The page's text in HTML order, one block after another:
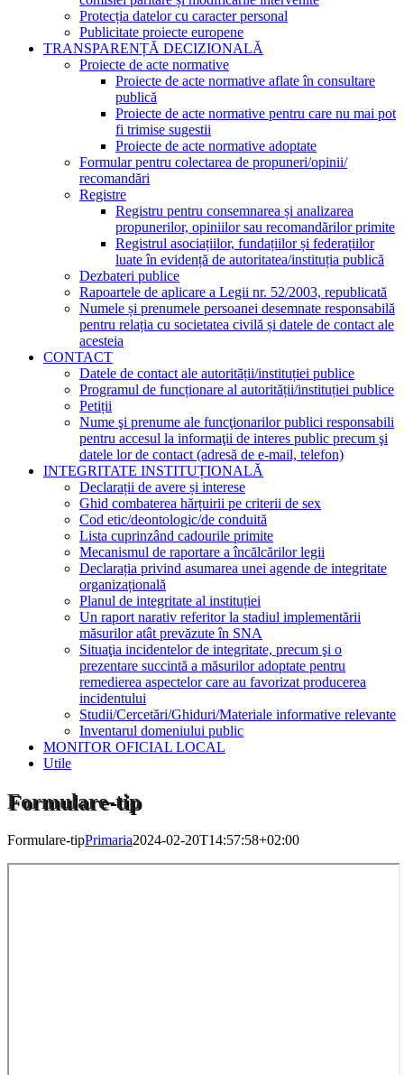
Protecția datelor cu caracter personal
Publicitate proiecte europene
TRANSPARENȚĂ DECIZIONALĂ
Proiecte de acte normative
Proiecte de acte normative aflate în consultare
publică
Proiecte de acte normative pentru care nu mai pot
fi trimise sugestii
Proiecte de acte normative adoptate
Formular pentru colectarea de propuneri/opinii/
recomandări
Registre
Registru pentru consemnarea și analizarea
propunerilor, opiniilor sau recomandărilor primite
Registrul asociațiilor, fundațiilor și federațiilor
luate în evidență de autoritatea/instituția publică
Dezbateri publice
Rapoartele de aplicare a Legii nr. 52/2003, republicată
Numele și prenumele persoanei desemnate responsabilă
pentru relația cu societatea civilă și datele de contact ale
acesteia
CONTACT
Datele de contact ale autorității/instituției publice
Programul de funcționare al autorității/instituției publice
Petiții
Nume şi prenume ale funcţionarilor publici responsabili
pentru accesul la informaţii de interes public precum şi
datele lor de contact (adresă de e-mail, telefon)
INTEGRITATE INSTITUȚIONALĂ
Declarații de avere și interese
Ghid combaterea hărțuirii pe criterii de sex
Cod etic/deontologic/de conduită
Lista cuprinzând cadourile primite
Mecanismul de raportare a încălcărilor legii
Declarația privind asumarea unei agende de integritate
organizațională
Planul de integritate al instituției
Un raport narativ referitor la stadiul implementării
măsurilor atât prevăzute în SNA
Situaţia incidentelor de integritate, precum şi o
prezentare succintă a măsurilor adoptate pentru
remedierea aspectelor care au favorizat producerea
incidentului
Studii/Cercetări/Ghiduri/Materiale informative relevante
Inventarul domeniului public
MONITOR OFICIAL LOCAL
Utile
Formulare-tip
Formulare-tipPrimaria2024-02-20T14:57:58+02:00